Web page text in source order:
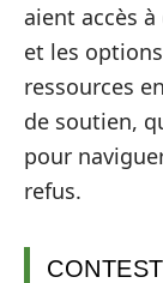
aient accès
et les
ressources
de soutien,
pour
refus.